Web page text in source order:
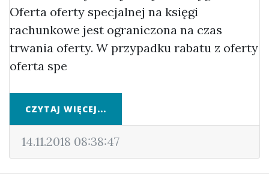
Oferta oferty specjalnej na księgi
rachunkowe jest ograniczona na czas
trwania oferty. W przypadku rabatu z oferty
oferta spe
CZYTAJ WIĘCEJ...
14.11.2018 08:38:47